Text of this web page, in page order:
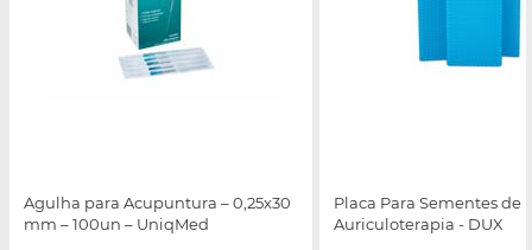
Agulha para Acupuntura – 0,25x30
mm – 100un – UniqMed
Placa Para Sementes de
Auriculoterapia - DUX